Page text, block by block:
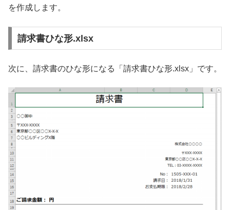
を作成します。
請求書ひな形.xlsx
次に、請求書のひな形になる「請求書ひな形.xlsx」です。